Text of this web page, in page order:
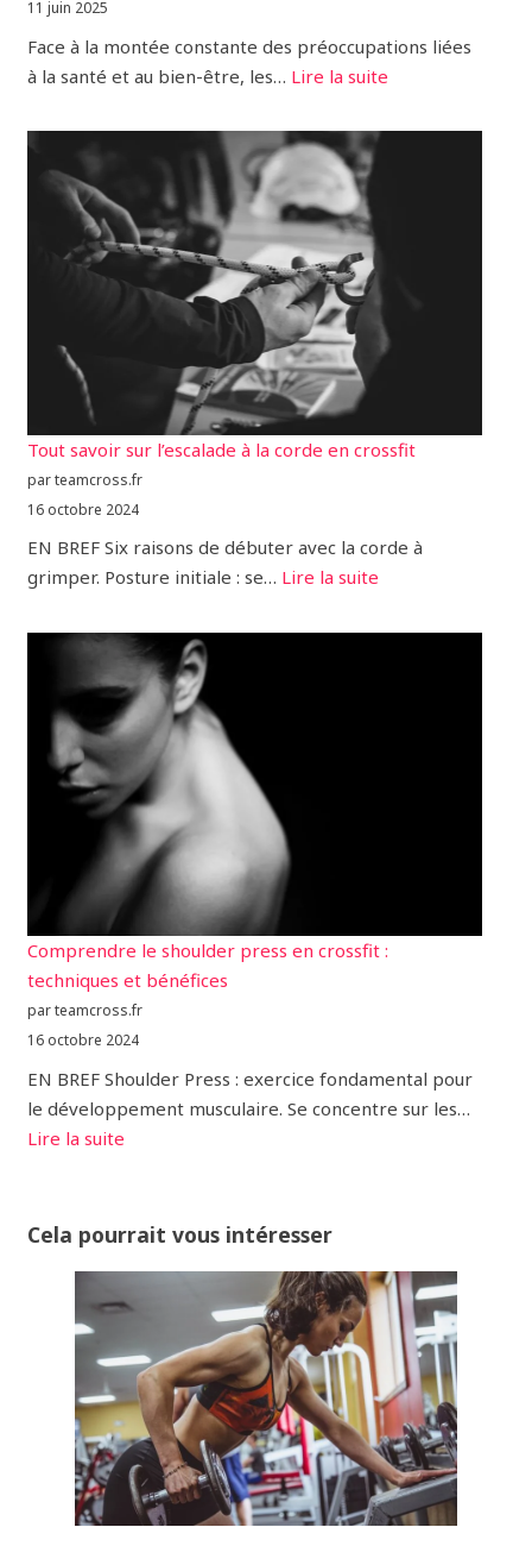
11 juin 2025
Face à la montée constante des préoccupations liées
à la santé et au bien-être, les… Lire la suite
Tout savoir sur l’escalade à la corde en crossfit
par teamcross.fr
16 octobre 2024
EN BREF Six raisons de débuter avec la corde à
grimper. Posture initiale : se… Lire la suite
Comprendre le shoulder press en crossfit :
techniques et bénéfices
par teamcross.fr
16 octobre 2024
EN BREF Shoulder Press : exercice fondamental pour
le développement musculaire. Se concentre sur les…
Lire la suite
Cela pourrait vous intéresser